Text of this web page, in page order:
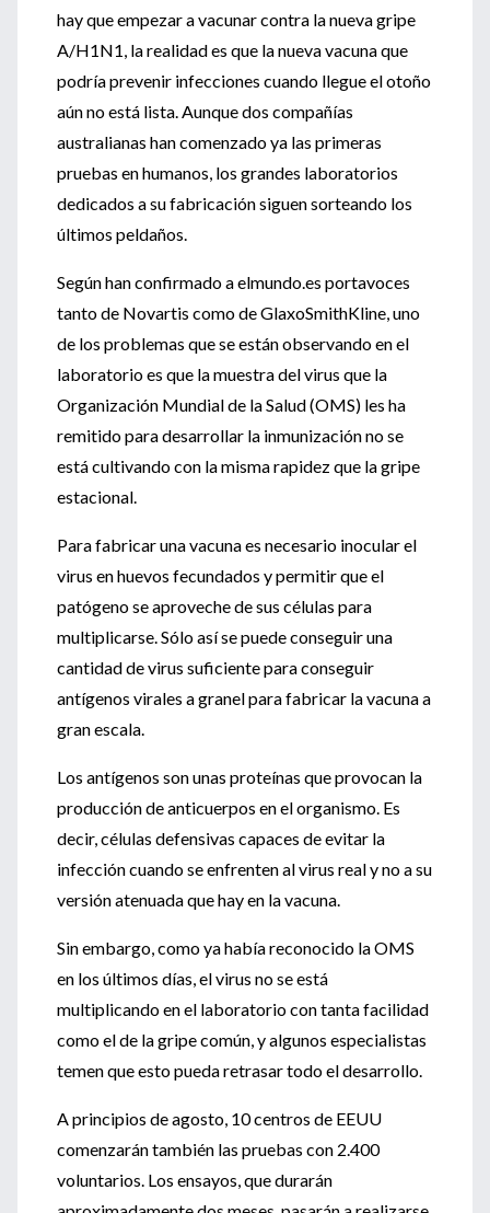
hay que empezar a vacunar contra la nueva gripe
A/H1N1, la realidad es que la nueva vacuna que
podría prevenir infecciones cuando llegue el otoño
aún no está lista. Aunque dos compañías
australianas han comenzado ya las primeras
pruebas en humanos, los grandes laboratorios
dedicados a su fabricación siguen sorteando los
últimos peldaños.
Según han confirmado a elmundo.es portavoces
tanto de Novartis como de GlaxoSmithKline, uno
de los problemas que se están observando en el
laboratorio es que la muestra del virus que la
Organización Mundial de la Salud (OMS) les ha
remitido para desarrollar la inmunización no se
está cultivando con la misma rapidez que la gripe
estacional.
Para fabricar una vacuna es necesario inocular el
virus en huevos fecundados y permitir que el
patógeno se aproveche de sus células para
multiplicarse. Sólo así se puede conseguir una
cantidad de virus suficiente para conseguir
antígenos virales a granel para fabricar la vacuna a
gran escala.
Los antígenos son unas proteínas que provocan la
producción de anticuerpos en el organismo. Es
decir, células defensivas capaces de evitar la
infección cuando se enfrenten al virus real y no a su
versión atenuada que hay en la vacuna.
Sin embargo, como ya había reconocido la OMS
en los últimos días, el virus no se está
multiplicando en el laboratorio con tanta facilidad
como el de la gripe común, y algunos especialistas
temen que esto pueda retrasar todo el desarrollo.
A principios de agosto, 10 centros de EEUU
comenzarán también las pruebas con 2.400
voluntarios. Los ensayos, que durarán